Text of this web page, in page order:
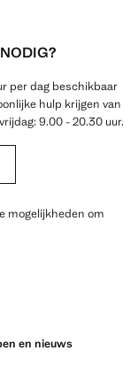
per dag beschikbaar
hulp krijgen van
9.00 - 20.30 uur.
mogelijkheden om
en nieuws